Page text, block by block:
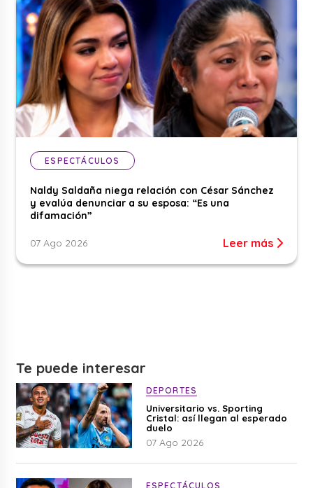
ESPECTÁCULOS
Naldy Saldaña niega relación con César Sánchez
y evalúa denunciar a su esposa: “Es una
difamación”
07 Ago 2026 Leer más
Te puede interesar
DEPORTES
Universitario vs. Sporting
Cristal: así llegan al esperado
duelo
07 Ago 2026
ESPECTÁCULOS